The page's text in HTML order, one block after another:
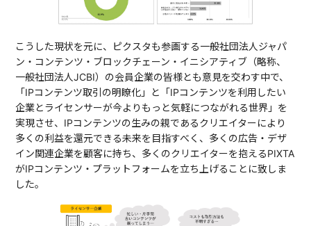
こうした現状を元に、ピクスタも参画する一般社団法人ジャパ
ン・コンテンツ・ブロックチェーン・イニシアティブ（略称、
一般社団法人JCBI）の会員企業の皆様とも意見を交わす中で、
「IPコンテンツ取引の明瞭化」と「IPコンテンツを利用したい
企業とライセンサーが今よりもっと気軽につながれる世界」を
実現させ、IPコンテンツの生みの親であるクリエイターにより
多くの利益を還元できる未来を目指すべく、多くの広告・デザ
イン関連企業を顧客に持ち、多くのクリエイターを抱えるPIXTA
がIPコンテンツ・プラットフォームを立ち上げることに致しま
した。